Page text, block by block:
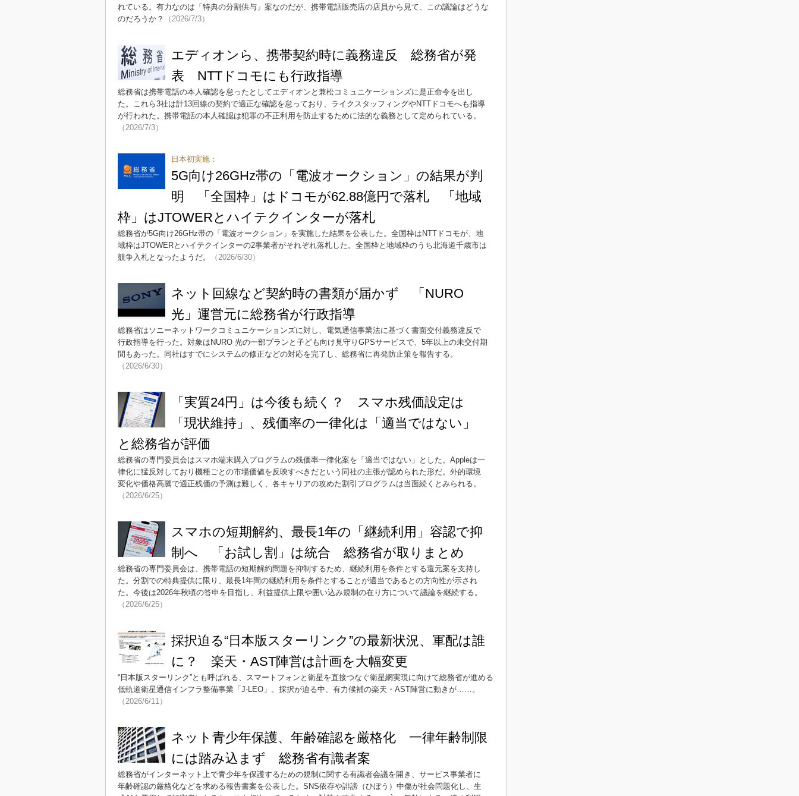
れている。有力なのは「特典の分割供与」案なのだが、携帯電話販売店の店員から見て、この議論はどうな
のだろうか？
（2026/7/3）
エディオンら、携帯契約時に義務違反 総務省が発
表 NTTドコモにも行政指導
総務省は携帯電話の本人確認を怠ったとしてエディオンと兼松コミュニケーションズに是正命令を出し
た。これら3社は計13回線の契約で適正な確認を怠っており、ライクスタッフィングやNTTドコモへも指導
が行われた。携帯電話の本人確認は犯罪の不正利用を防止するために法的な義務として定められている。
（2026/7/3）
日本初実施：
5G向け26GHz帯の「電波オークション」の結果が判
明 「全国枠」はドコモが62.88億円で落札 「地域
枠」はJTOWERとハイテクインターが落札
総務省が5G向け26GHz帯の「電波オークション」を実施した結果を公表した。全国枠はNTTドコモが、地
域枠はJTOWERとハイテクインターの2事業者がそれぞれ落札した。全国枠と地域枠のうち北海道千歳市は
競争入札となったようだ。
（2026/6/30）
ネット回線など契約時の書類が届かず 「NURO
光」運営元に総務省が行政指導
総務省はソニーネットワークコミュニケーションズに対し、電気通信事業法に基づく書面交付義務違反で
行政指導を行った。対象はNURO 光の一部プランと子ども向け見守りGPSサービスで、5年以上の未交付期
間もあった。同社はすでにシステムの修正などの対応を完了し、総務省に再発防止策を報告する。
（2026/6/30）
「実質24円」は今後も続く？ スマホ残価設定は
「現状維持」、残価率の一律化は「適当ではない」
と総務省が評価
総務省の専門委員会はスマホ端末購入プログラムの残価率一律化案を「適当ではない」とした。Appleは一
律化に猛反対しており機種ごとの市場価値を反映すべきだという同社の主張が認められた形だ。外的環境
変化や価格高騰で適正残価の予測は難しく、各キャリアの攻めた割引プログラムは当面続くとみられる。
（2026/6/25）
スマホの短期解約、最長1年の「継続利用」容認で抑
制へ 「お試し割」は統合 総務省が取りまとめ
総務省の専門委員会は、携帯電話の短期解約問題を抑制するため、継続利用を条件とする還元案を支持し
た。分割での特典提供に限り、最長1年間の継続利用を条件とすることが適当であるとの方向性が示され
た。今後は2026年秋頃の答申を目指し、利益提供上限や囲い込み規制の在り方について議論を継続する。
（2026/6/25）
採択迫る“日本版スターリンク”の最新状況、軍配は誰
に？ 楽天・AST陣営は計画を大幅変更
“日本版スターリンク”とも呼ばれる、スマートフォンと衛星を直接つなぐ衛星網実現に向けて総務省が進める
低軌道衛星通信インフラ整備事業「J-LEO」。採択が迫る中、有力候補の楽天・AST陣営に動きが……。
（2026/6/11）
ネット青少年保護、年齢確認を厳格化 一律年齢制限
には踏み込まず 総務省有識者案
総務省がインターネット上で青少年を保護するための規制に関する有識者会議を開き、サービス事業者に
年齢確認の厳格化などを求める報告書案を公表した。SNS依存や誹謗（ひぼう）中傷が社会問題化し、生